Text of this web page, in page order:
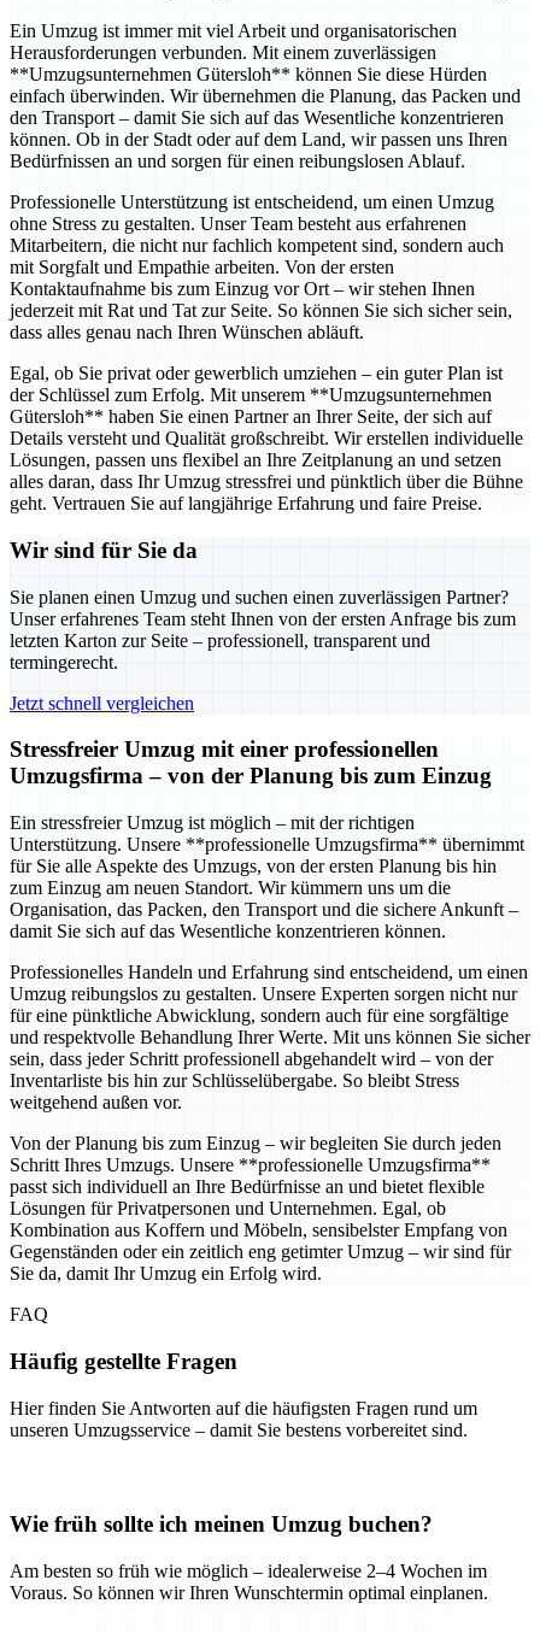
Ein Umzug ist immer mit viel Arbeit und organisatorischen
Herausforderungen verbunden. Mit einem zuverlässigen
**Umzugsunternehmen Gütersloh** können Sie diese Hürden
einfach überwinden. Wir übernehmen die Planung, das Packen und
den Transport – damit Sie sich auf das Wesentliche konzentrieren
können. Ob in der Stadt oder auf dem Land, wir passen uns Ihren
Bedürfnissen an und sorgen für einen reibungslosen Ablauf.
Professionelle Unterstützung ist entscheidend, um einen Umzug
ohne Stress zu gestalten. Unser Team besteht aus erfahrenen
Mitarbeitern, die nicht nur fachlich kompetent sind, sondern auch
mit Sorgfalt und Empathie arbeiten. Von der ersten
Kontaktaufnahme bis zum Einzug vor Ort – wir stehen Ihnen
jederzeit mit Rat und Tat zur Seite. So können Sie sich sicher sein,
dass alles genau nach Ihren Wünschen abläuft.
Egal, ob Sie privat oder gewerblich umziehen – ein guter Plan ist
der Schlüssel zum Erfolg. Mit unserem **Umzugsunternehmen
Gütersloh** haben Sie einen Partner an Ihrer Seite, der sich auf
Details versteht und Qualität großschreibt. Wir erstellen individuelle
Lösungen, passen uns flexibel an Ihre Zeitplanung an und setzen
alles daran, dass Ihr Umzug stressfrei und pünktlich über die Bühne
geht. Vertrauen Sie auf langjährige Erfahrung und faire Preise.
Wir sind für Sie da
Sie planen einen Umzug und suchen einen zuverlässigen Partner?
Unser erfahrenes Team steht Ihnen von der ersten Anfrage bis zum
letzten Karton zur Seite – professionell, transparent und
termingerecht.
Jetzt schnell vergleichen
Stressfreier Umzug mit einer professionellen
Umzugsfirma – von der Planung bis zum Einzug
Ein stressfreier Umzug ist möglich – mit der richtigen
Unterstützung. Unsere **professionelle Umzugsfirma** übernimmt
für Sie alle Aspekte des Umzugs, von der ersten Planung bis hin
zum Einzug am neuen Standort. Wir kümmern uns um die
Organisation, das Packen, den Transport und die sichere Ankunft –
damit Sie sich auf das Wesentliche konzentrieren können.
Professionelles Handeln und Erfahrung sind entscheidend, um einen
Umzug reibungslos zu gestalten. Unsere Experten sorgen nicht nur
für eine pünktliche Abwicklung, sondern auch für eine sorgfältige
und respektvolle Behandlung Ihrer Werte. Mit uns können Sie sicher
sein, dass jeder Schritt professionell abgehandelt wird – von der
Inventarliste bis hin zur Schlüsselübergabe. So bleibt Stress
weitgehend außen vor.
Von der Planung bis zum Einzug – wir begleiten Sie durch jeden
Schritt Ihres Umzugs. Unsere **professionelle Umzugsfirma**
passt sich individuell an Ihre Bedürfnisse an und bietet flexible
Lösungen für Privatpersonen und Unternehmen. Egal, ob
Kombination aus Koffern und Möbeln, sensibelster Empfang von
Gegenständen oder ein zeitlich eng getimter Umzug – wir sind für
Sie da, damit Ihr Umzug ein Erfolg wird.
FAQ
Häufig gestellte Fragen
Hier finden Sie Antworten auf die häufigsten Fragen rund um
unseren Umzugsservice – damit Sie bestens vorbereitet sind.
Wie früh sollte ich meinen Umzug buchen?
Am besten so früh wie möglich – idealerweise 2–4 Wochen im
Voraus. So können wir Ihren Wunschtermin optimal einplanen.